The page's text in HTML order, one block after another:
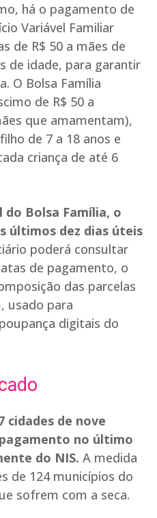
há o pagamento de
Variável Familiar
de R$ 50 a mães de
de idade, para garantir
O Bolsa Família
de R$ 50 a
que amamentam),
de 7 a 18 anos e
criança de até 6
Bolsa Família, o
últimos dez dias úteis
poderá consultar
de pagamento, o
das parcelas
usado para
digitais do
cidades de nove
no último
do NIS. A medida
de 124 municípios do
sofrem com a seca.